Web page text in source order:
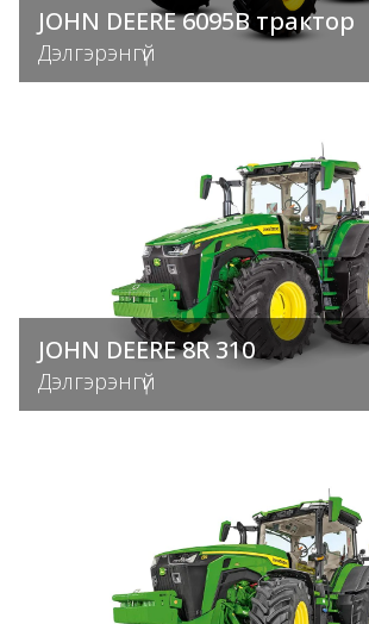
JOHN DEERE 6095B трактор
Дэлгэрэнгүй
JOHN DEERE 8R 310
Дэлгэрэнгүй